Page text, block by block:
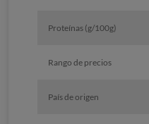
Proteínas (g/100g)
Rango de precios
País de origen